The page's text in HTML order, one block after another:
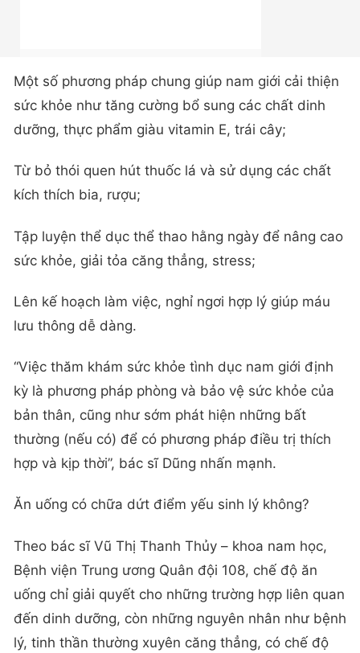
Một số phương pháp chung giúp nam giới cải thiện
sức khỏe như tăng cường bổ sung các chất dinh
dưỡng, thực phẩm giàu vitamin E, trái cây;
Từ bỏ thói quen hút thuốc lá và sử dụng các chất
kích thích bia, rượu;
Tập luyện thể dục thể thao hằng ngày để nâng cao
sức khỏe, giải tỏa căng thẳng, stress;
Lên kế hoạch làm việc, nghỉ ngơi hợp lý giúp máu
lưu thông dễ dàng.
“Việc thăm khám sức khỏe tình dục nam giới định
kỳ là phương pháp phòng và bảo vệ sức khỏe của
bản thân, cũng như sớm phát hiện những bất
thường (nếu có) để có phương pháp điều trị thích
hợp và kịp thời”, bác sĩ Dũng nhấn mạnh.
Ăn uống có chữa dứt điểm yếu sinh lý không?
Theo bác sĩ Vũ Thị Thanh Thủy – khoa nam học,
Bệnh viện Trung ương Quân đội 108, chế độ ăn
uống chỉ giải quyết cho những trường hợp liên quan
đến dinh dưỡng, còn những nguyên nhân như bệnh
lý, tinh thần thường xuyên căng thẳng, có chế độ